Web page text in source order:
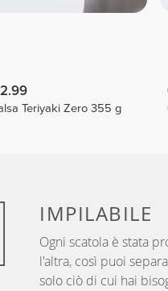
Teriyaki Zero 355 g
IMPILABILE
Ogni scatola è stata
l'altra, così puoi
solo ciò di cui hai